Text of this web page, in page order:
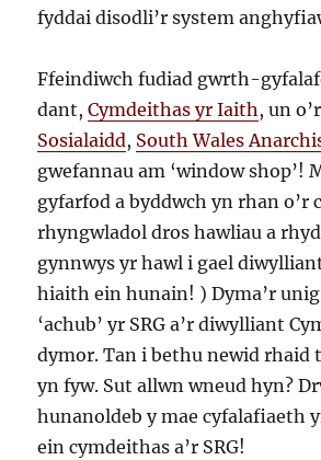
fyddai disodli’r system
Ffeindiwch fudiad gwrth-
dant,Cymdeithas yr Iaith, un
Sosialaidd, South Wales
gwefannau am ‘window shop’!
gyfarfod a byddwch yn rhan o’r
rhyngwladol dros hawliau a
gynnwys yr hawl i gael
hiaith ein hunain! ) Dyma’r
‘achub’ yr SRG a’r diwylliant
dymor. Tan i bethu newid rhaid
yn fyw. Sut allwn wneud hyn?
hunanoldeb y mae cyfalafiaeth
ein cymdeithas a’r SRG!